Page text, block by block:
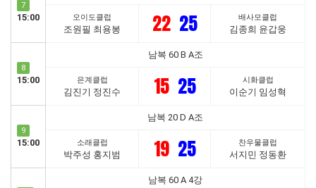
7
15:00 오이도클럽
조원필 최용봉 22 25 배사모클럽
김종희 윤갑웅
8
15:00
남복 60 B A조
은계클럽
김진기 정진수 15 25 시화클럽
이순기 임성혁
9
15:00
남복 20 D A조
소래클럽
박주성 홍지범 19 25 찬우물클럽
서지민 정동환
남복 60 A 4강